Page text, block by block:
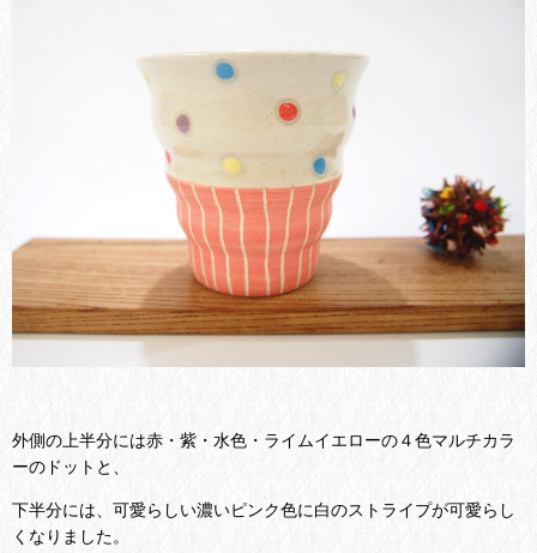
外側の上半分には赤・紫・水色・ライムイエローの４色マルチカラ
ーのドットと、
下半分には、可愛らしい濃いピンク色に白のストライプが可愛らし
くなりました。